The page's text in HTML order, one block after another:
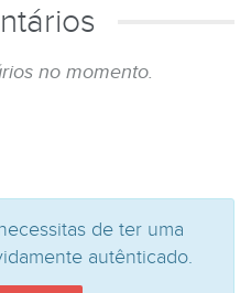
no momento.
de ter uma
autênticado.